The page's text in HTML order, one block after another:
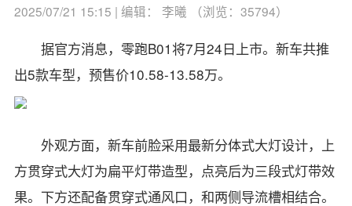
2025/07/21 15:15 | 编辑： 李曦 （浏览：35794）
据官方消息，零跑B01将7月24日上市。新车共推
出5款车型，预售价10.58-13.58万。
外观方面，新车前脸采用最新分体式大灯设计，上
方贯穿式大灯为扁平灯带造型，点亮后为三段式灯带效
果。下方还配备贯穿式通风口，和两侧导流槽相结合。